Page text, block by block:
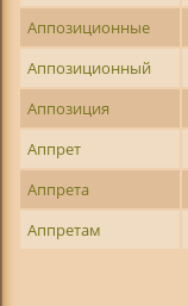
Аппозиционные
Аппозиционный
Аппозиция
Аппрет
Аппрета
Аппретам